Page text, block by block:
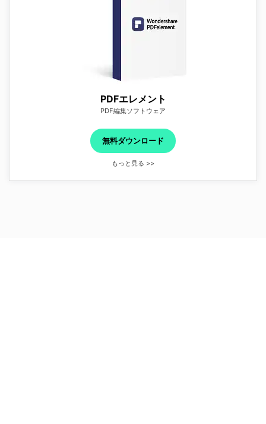
PDFエレメント
PDF編集ソフトウェア
無料ダウンロード
もっと見る >>